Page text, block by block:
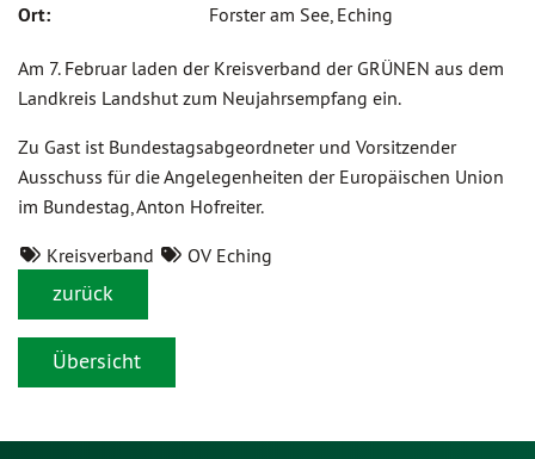
Ort: Forster am See, Eching
Am 7. Februar laden der Kreisverband der GRÜNEN aus dem
Landkreis Landshut zum Neujahrsempfang ein.
Zu Gast ist Bundestagsabgeordneter und Vorsitzender
Ausschuss für die Angelegenheiten der Europäischen Union
im Bundestag, Anton Hofreiter.
Kreisverband OV Eching
zurück
Übersicht